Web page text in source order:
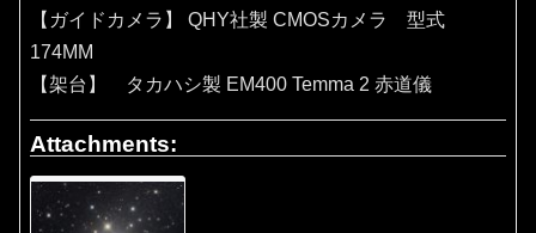
【ガイドカメラ】 QHY社製 CMOSカメラ 型式
174MM
【架台】 タカハシ製 EM400 Temma 2 赤道儀
Attachments: